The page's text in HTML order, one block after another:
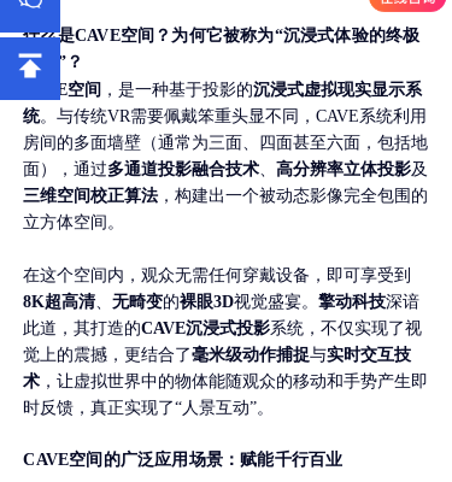
什么是CAVE空间？为何它被称为“沉浸式体验的终极
形态”？
CAVE空间 ，是一种基于投影的沉浸式虚拟现实显示系
统。与传统VR需要佩戴笨重头显不同，CAVE系统利用
房间的多面墙壁（通常为三面、四面甚至六面，包括地
面），通过多通道投影融合技术、高分辨率立体投影及
三维空间校正算法 ，构建出一个被动态影像完全包围的
立方体空间。
在这个空间内，观众无需任何穿戴设备，即可享受到
8K超高清、无畸变的裸眼3D视觉盛宴。擎动科技深谙
此道，其打造的CAVE沉浸式投影系统，不仅实现了视
觉上的震撼，更结合了毫米级动作捕捉与实时交互技
术 ，让虚拟世界中的物体能随观众的移动和手势产生即
时反馈，真正实现了“人景互动”。
CAVE空间的广泛应用场景：赋能千行百业